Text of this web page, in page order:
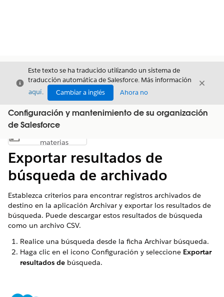
Cerrar
Este texto se ha traducido utilizando un sistema de
traducción automática de Salesforce. Más información
aquí. Cambiar a inglés Ahora no
Cerrar
Configuración y mantenimiento de su organización
de Salesforce
Mostrar índice de materias
materias
Exportar resultados de
búsqueda de archivado
Establezca criterios para encontrar registros archivados de
destino en la aplicación Archivar y exportar los resultados de
búsqueda. Puede descargar estos resultados de búsqueda
como un archivo CSV.
Realice una búsqueda desde la ficha Archivar búsqueda.
Haga clic en el icono Configuración y seleccione Exportar
resultados de búsqueda.